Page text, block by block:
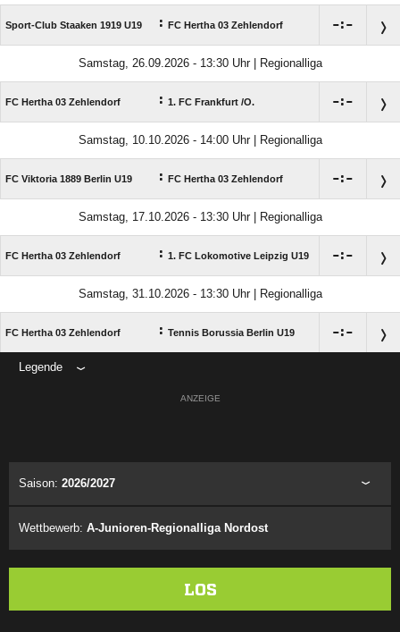
Sport-Club Staaken 1919 U19 : FC Hertha 03 Zehlendorf :
Samstag, 26.09.2026 - 13:30 Uhr | Regionalliga
FC Hertha 03 Zehlendorf : 1. FC Frankfurt /​O. :
Samstag, 10.10.2026 - 14:00 Uhr | Regionalliga
FC Viktoria 1889 Berlin U19 : FC Hertha 03 Zehlendorf :
Samstag, 17.10.2026 - 13:30 Uhr | Regionalliga
FC Hertha 03 Zehlendorf : 1. FC Lokomotive Leipzig U19 :
Samstag, 31.10.2026 - 13:30 Uhr | Regionalliga
FC Hertha 03 Zehlendorf : Tennis Borussia Berlin U19 :
Legende
ANZEIGE
Saison: 2026/2027
Wettbewerb: A-Junioren-Regionalliga Nordost
LOS